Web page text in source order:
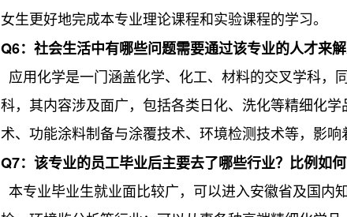
女生更好地完成本专业理论课程和实验课程的学习。
Q6： 社会生活中有哪些问题需要通过该专业的人才来解
应用化学是一门涵盖化学、化工、材料的交叉学科，
科，其内容涉及面广，包括各类日化、洗化等精细化
术、功能涂料制备与涂覆技术、环境检测技术等，影响
Q7： 该专业的员工毕业后主要去了哪些行业？比例如何
本专业毕业生就业面比较广，可以进入安徽省及国内